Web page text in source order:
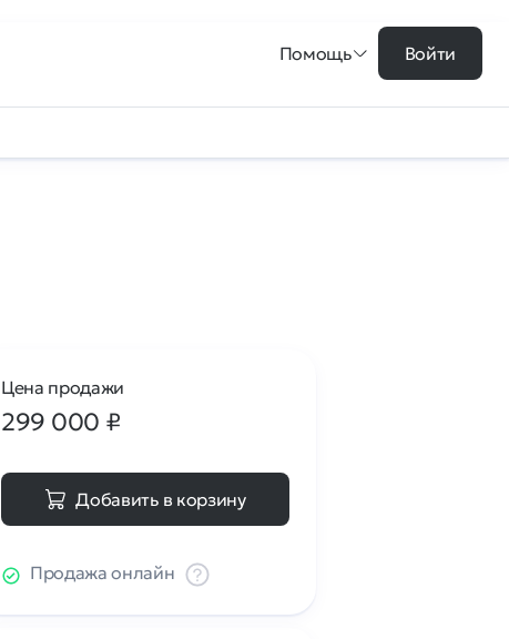
Помощь Войти
Цена продажи
299 000 ₽
Добавить в корзину
Продажа онлайн